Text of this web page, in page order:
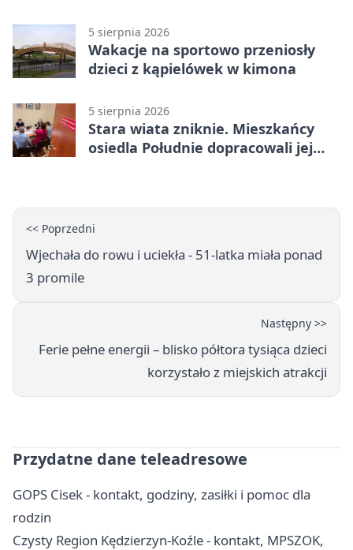
5 sierpnia 2026
Wakacje na sportowo przeniosły
dzieci z kąpielówek w kimona
5 sierpnia 2026
Stara wiata zniknie. Mieszkańcy
osiedla Południe dopracowali jej
<< Poprzedni
Wjechała do rowu i uciekła - 51-latka miała ponad
3 promile
Następny >>
Ferie pełne energii – blisko półtora tysiąca dzieci
korzystało z miejskich atrakcji
Przydatne dane teleadresowe
GOPS Cisek - kontakt, godziny, zasiłki i pomoc dla
rodzin
Czysty Region Kędzierzyn-Koźle - kontakt, MPSZOK,